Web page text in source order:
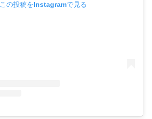
この投稿をInstagramで見る